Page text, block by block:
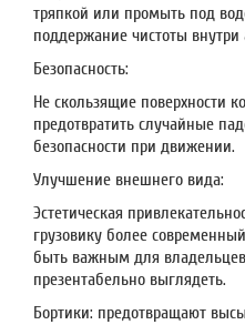
тряпкой или промыть под
поддержание чистоты внутри
Безопасность:
Не скользящие поверхности
предотвратить случайные
безопасности при движении.
Улучшение внешнего вида:
Эстетическая
грузовику более
быть важным для
презентабельно выглядеть.
Бортики: предотвращают